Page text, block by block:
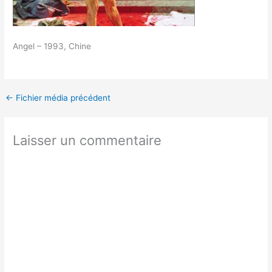
Angel – 1993, Chine
← Fichier média précédent
Laisser un commentaire